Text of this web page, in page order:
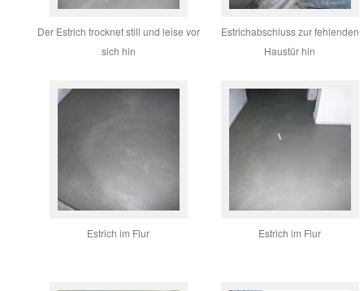
Der Estrich trocknet still und leise vor
sich hin
Estrichabschluss zur fehlenden
Haustür hin
Estrich im Flur Estrich im Flur